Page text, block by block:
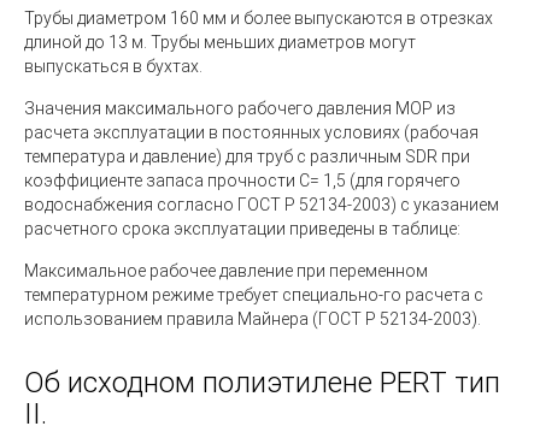
Трубы диаметром 160 мм и более выпускаются в отрезках
длиной до 13 м. Трубы меньших диаметров могут
выпускаться в бухтах.
Значения максимального рабочего давления МОР из
расчета эксплуатации в постоянных условиях (рабочая
температура и давление) для труб с различным SDR при
коэффициенте запаса прочности С= 1,5 (для горячего
водоснабжения согласно ГОСТ Р 52134-2003) с указанием
расчетного срока эксплуатации приведены в таблице:
Максимальное рабочее давление при переменном
температурном режиме требует специально-го расчета с
использованием правила Майнера (ГОСТ Р 52134-2003).
Об исходном полиэтилене PERT тип
II.